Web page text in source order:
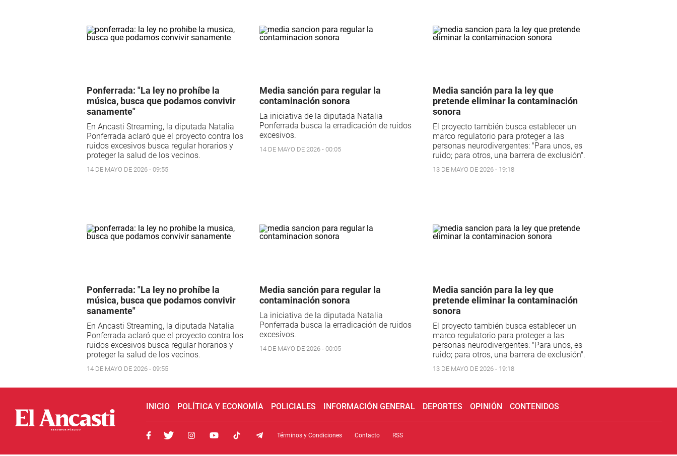
Ponferrada: "La ley no prohíbe la
música, busca que podamos convivir
sanamente"
En Ancasti Streaming, la diputada Natalia
Ponferrada aclaró que el proyecto contra los
ruidos excesivos busca regular horarios y
proteger la salud de los vecinos.
14 DE MAYO DE 2026 - 09:55
Media sanción para regular la
contaminación sonora
La iniciativa de la diputada Natalia
Ponferrada busca la erradicación de ruidos
excesivos.
14 DE MAYO DE 2026 - 00:05
Media sanción para la ley que
pretende eliminar la contaminación
sonora
El proyecto también busca establecer un
marco regulatorio para proteger a las
personas neurodivergentes: "Para unos, es
ruido; para otros, una barrera de exclusión".
13 DE MAYO DE 2026 - 19:18
Ponferrada: "La ley no prohíbe la
música, busca que podamos convivir
sanamente"
En Ancasti Streaming, la diputada Natalia
Ponferrada aclaró que el proyecto contra los
ruidos excesivos busca regular horarios y
proteger la salud de los vecinos.
14 DE MAYO DE 2026 - 09:55
Media sanción para regular la
contaminación sonora
La iniciativa de la diputada Natalia
Ponferrada busca la erradicación de ruidos
excesivos.
14 DE MAYO DE 2026 - 00:05
Media sanción para la ley que
pretende eliminar la contaminación
sonora
El proyecto también busca establecer un
marco regulatorio para proteger a las
personas neurodivergentes: "Para unos, es
ruido; para otros, una barrera de exclusión".
13 DE MAYO DE 2026 - 19:18
INICIO POLÍTICA Y ECONOMÍA POLICIALES INFORMACIÓN GENERAL DEPORTES OPINIÓN CONTENIDOS
Términos y Condiciones Contacto RSS